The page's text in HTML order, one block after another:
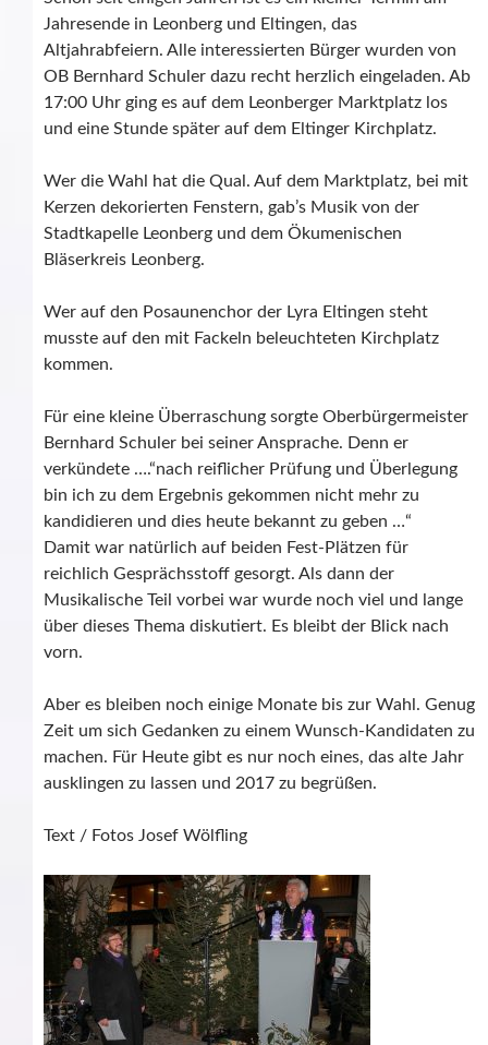
Jahresende in Leonberg und Eltingen, das
Altjahrabfeiern. Alle interessierten Bürger wurden von
OB Bernhard Schuler dazu recht herzlich eingeladen. Ab
17:00 Uhr ging es auf dem Leonberger Marktplatz los
und eine Stunde später auf dem Eltinger Kirchplatz.
Wer die Wahl hat die Qual. Auf dem Marktplatz, bei mit
Kerzen dekorierten Fenstern, gab’s Musik von der
Stadtkapelle Leonberg und dem Ökumenischen
Bläserkreis Leonberg.
Wer auf den Posaunenchor der Lyra Eltingen steht
musste auf den mit Fackeln beleuchteten Kirchplatz
kommen.
Für eine kleine Überraschung sorgte Oberbürgermeister
Bernhard Schuler bei seiner Ansprache. Denn er
verkündete ….“nach reiflicher Prüfung und Überlegung
bin ich zu dem Ergebnis gekommen nicht mehr zu
kandidieren und dies heute bekannt zu geben …“
Damit war natürlich auf beiden Fest-Plätzen für
reichlich Gesprächsstoff gesorgt. Als dann der
Musikalische Teil vorbei war wurde noch viel und lange
über dieses Thema diskutiert. Es bleibt der Blick nach
vorn.
Aber es bleiben noch einige Monate bis zur Wahl. Genug
Zeit um sich Gedanken zu einem Wunsch-Kandidaten zu
machen. Für Heute gibt es nur noch eines, das alte Jahr
ausklingen zu lassen und 2017 zu begrüßen.
Text / Fotos Josef Wölfling